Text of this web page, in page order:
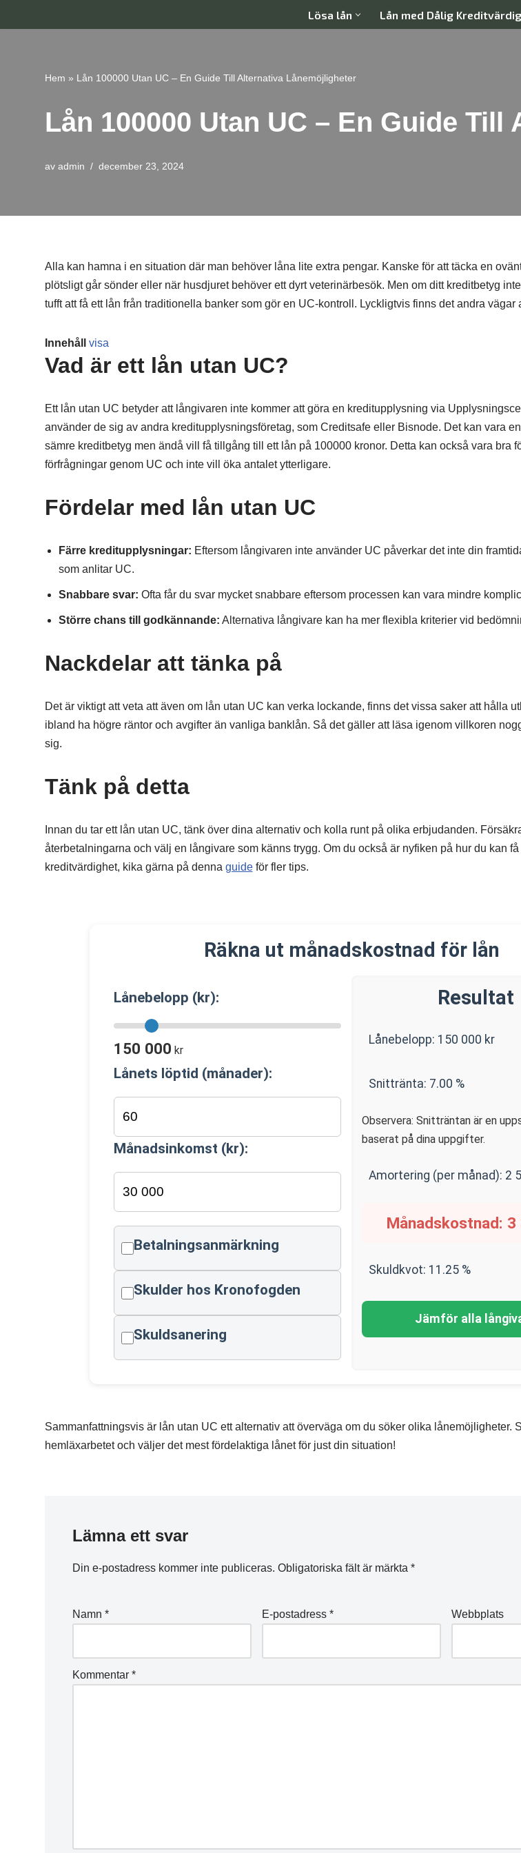
innehåll
Lösa lån Lån med Dålig
Hem » Lån 100000 Utan UC – En Guide Till Alternativa Lånemöjligheter
Lån 100000 Utan UC – En Guide
av admin december 23, 2024
Alla kan hamna i en situation där man behöver låna lite extra pengar. Kanske för att täcka en
plötsligt går sönder eller när husdjuret behöver ett dyrt veterinärbesök. Men om ditt kreditbetyg
tufft att få ett lån från traditionella banker som gör en UC-kontroll. Lyckligtvis finns det andra vägar
Innehåll visa
Vad är ett lån utan UC?
Ett lån utan UC betyder att långivaren inte kommer att göra en kreditupplysning via
använder de sig av andra kreditupplysningsföretag, som Creditsafe eller Bisnode. Det kan vara
sämre kreditbetyg men ändå vill få tillgång till ett lån på 100000 kronor. Detta kan också vara bra
förfrågningar genom UC och inte vill öka antalet ytterligare.
Fördelar med lån utan UC
Färre kreditupplysningar: Eftersom långivaren inte använder UC påverkar det inte din
som anlitar UC.
Snabbare svar: Ofta får du svar mycket snabbare eftersom processen kan vara mindre
Större chans till godkännande: Alternativa långivare kan ha mer flexibla kriterier vid
Nackdelar att tänka på
Det är viktigt att veta att även om lån utan UC kan verka lockande, finns det vissa saker att hålla
ibland ha högre räntor och avgifter än vanliga banklån. Så det gäller att läsa igenom villkoren
sig.
Tänk på detta
Innan du tar ett lån utan UC, tänk över dina alternativ och kolla runt på olika erbjudanden.
återbetalningarna och välj en långivare som känns trygg. Om du också är nyfiken på hur du kan
kreditvärdighet, kika gärna på denna guideför fler tips.
Räkna ut månadskostnad för lån
Lånebelopp (kr):
150 000 kr
Lånets löptid (månader):
Månadsinkomst (kr):
Betalningsanmärkning
Skulder hos Kronofogden
Skuldsanering
Resultat
Lånebelopp: 150 000 kr
Snittränta: 7.00 %
Observera: Snitträntan är en
baserat på dina uppgifter.
Amortering (per månad): 2
Månadskostnad: 3
Skuldkvot: 11.25 %
Jämför alla
Sammanfattningsvis är lån utan UC ett alternativ att överväga om du söker olika lånemöjligheter.
hemläxarbetet och väljer det mest fördelaktiga lånet för just din situation!
Lämna ett svar
Din e-postadress kommer inte publiceras. Obligatoriska fält är märkta *
Namn * E-postadress * Webbplats
Kommentar *